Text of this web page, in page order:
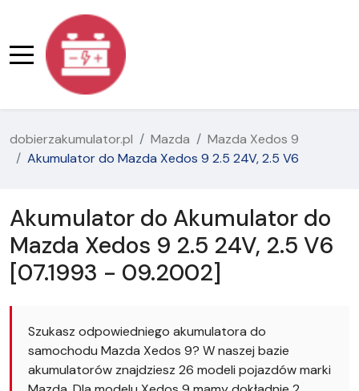
dobierzakumulator.pl Mazda
Mazda Xedos 9
Akumulator do Mazda Xedos 9 2.5 24V, 2.5 V6
Akumulator do Akumulator do
Mazda Xedos 9 2.5 24V, 2.5 V6
[07.1993 - 09.2002]
Szukasz odpowiedniego akumulatora do
samochodu Mazda Xedos 9? W naszej bazie
akumulatorów znajdziesz 26 modeli pojazdów marki